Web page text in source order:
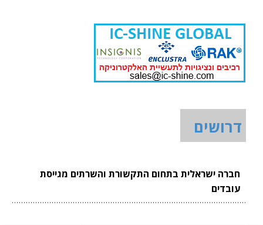
דרושים
חברה ישראלית בתחום התקשורת והשרתים מגייסת
עובדים